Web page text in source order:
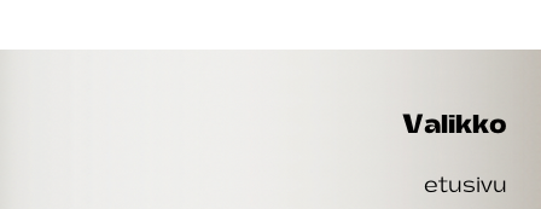
Valikko
etusivu